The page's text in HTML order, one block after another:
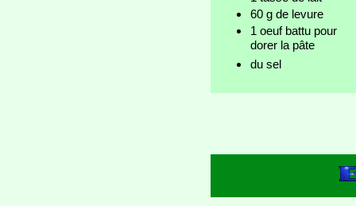
60 g de levure
1 oeuf battu pour
dorer la pâte
du sel